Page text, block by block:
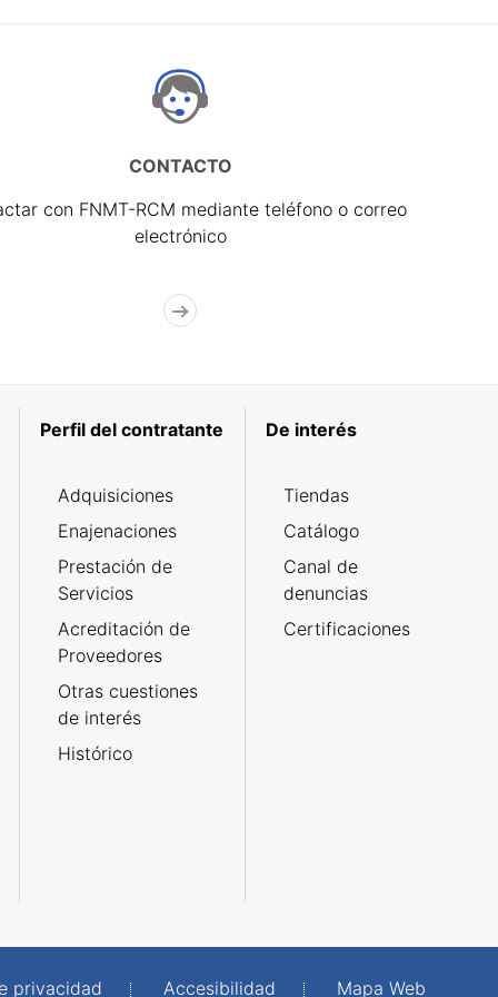
CONTACTO
con FNMT-RCM mediante teléfono o correo
electrónico
Perfil del contratante
Adquisiciones
Enajenaciones
Prestación de
Servicios
Acreditación de
Proveedores
Otras cuestiones
de interés
Histórico
De interés
Tiendas
Catálogo
Canal de
denuncias
Certificaciones
privacidad Accesibilidad Mapa Web